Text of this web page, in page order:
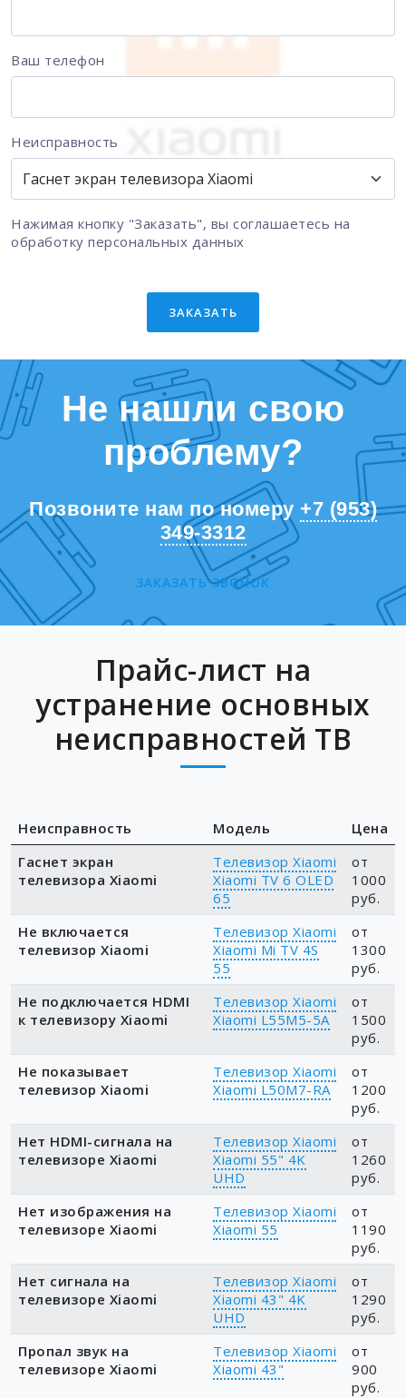
Ваш телефон
Неисправность
Нажимая кнопку "Заказать", вы соглашаетесь на
обработку персональных данных
ЗАКАЗАТЬ
Не нашли свою
проблему?
Позвоните нам по номеру +7 (953)
349-3312
ЗАКАЗАТЬ ЗВОНОК
Прайс-лист на
устранение основных
неисправностей ТВ
Неисправность Модель
Цена
Гаснет экран
телевизора Xiaomi
Телевизор Xiaomi
Xiaomi TV 6 OLED
65
от
1000
руб.
Не включается
телевизор Xiaomi
Телевизор Xiaomi
Xiaomi Mi TV 4S
55
от
1300
руб.
Не подключается HDMI
к телевизору Xiaomi
Телевизор Xiaomi
Xiaomi L55M5-5A
от
1500
руб.
Не показывает
телевизор Xiaomi
Телевизор Xiaomi
Xiaomi L50M7-RA
от
1200
руб.
Нет HDMI-сигнала на
телевизоре Xiaomi
Телевизор Xiaomi
Xiaomi 55" 4K
UHD
от
1260
руб.
Нет изображения на
телевизоре Xiaomi
Телевизор Xiaomi
Xiaomi 55
от
1190
руб.
Нет сигнала на
телевизоре Xiaomi
Телевизор Xiaomi
Xiaomi 43" 4K
UHD
от
1290
руб.
Пропал звук на
телевизоре Xiaomi
Телевизор Xiaomi
Xiaomi 43"
от
900
руб.